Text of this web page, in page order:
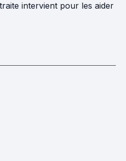
intervient pour les aider